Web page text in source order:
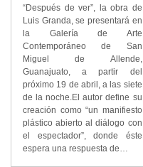
“Después de ver”, la obra de
Luis Granda, se presentará en
la Galería de Arte
Contemporáneo de San
Miguel de Allende,
Guanajuato, a partir del
próximo 19 de abril, a las siete
de la noche.El autor define su
creación como “un manifiesto
plástico abierto al diálogo con
el espectador”, donde éste
espera una respuesta de…